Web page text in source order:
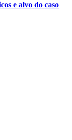
e alvo do caso